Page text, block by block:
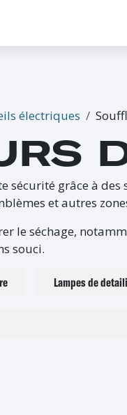
électriques
sécurité grâce à
et autres
le séchage,
souci.
Lampes de